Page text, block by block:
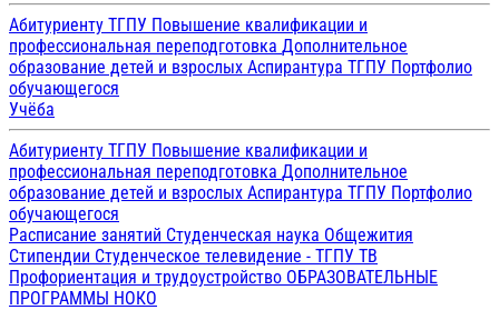
Абитуриенту ТГПУ Повышение квалификации и
профессиональная переподготовка Дополнительное
образование детей и взрослых Аспирантура ТГПУ Портфолио
обучающегося
Учёба
Абитуриенту ТГПУ Повышение квалификации и
профессиональная переподготовка Дополнительное
образование детей и взрослых Аспирантура ТГПУ Портфолио
обучающегося
Расписание занятий Студенческая наука Общежития
Стипендии Студенческое телевидение - ТГПУ ТВ
Профориентация и трудоустройство ОБРАЗОВАТЕЛЬНЫЕ
ПРОГРАММЫ НОКО